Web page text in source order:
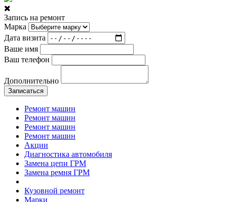
Запись на ремонт
Марка
Дата визита
Ваше имя
Ваш телефон
Дополнительно
Записаться
Ремонт машин
Ремонт машин
Ремонт машин
Ремонт машин
Акции
Диагностика автомобиля
Замена цепи ГРМ
Замена ремня ГРМ
Кузовной ремонт
Марки